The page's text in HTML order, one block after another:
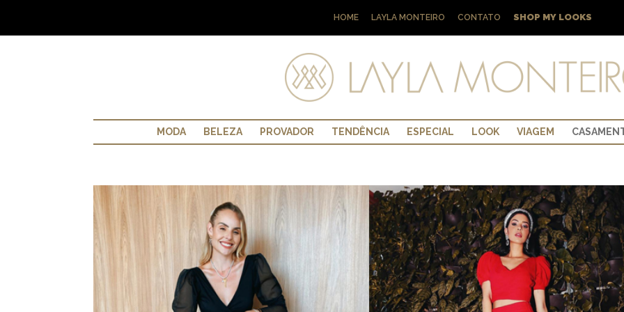
HOME LAYLA MONTEIRO CONTATO SHOP MY LOOKS
MODA BELEZA PROVADOR TENDÊNCIA ESPECIAL LOOK VIAGEM